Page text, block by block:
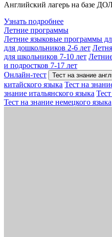
Английский лагерь на базе
Узнать подробнее
Летние программы
Летние языковые программы
для дошкольников 2-6 лет
для школьников 7-10 лет
и подростков 7-17 лет
Онлайн-тест
Тест на знание
китайского языка Тест на
знание итальянского языка
Тест на знание немецкого языка